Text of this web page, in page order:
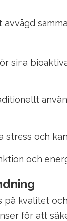
sina
stress och
och
kvalitet
för att